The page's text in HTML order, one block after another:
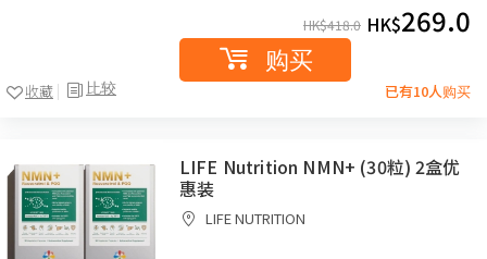
比较
收藏
HK$418.0 HK$269.0
购买
已有10人购买
LIFE Nutrition NMN+ (30粒) 2盒优
惠装
LIFE NUTRITION